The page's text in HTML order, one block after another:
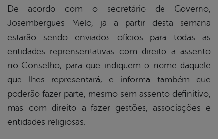
De acordo com o secretário de Governo,
Josembergues Melo, já a partir desta semana
estarão sendo enviados ofícios para todas as
entidades reprensentativas com direito a assento
no Conselho, para que indiquem o nome daquele
que lhes representará, e informa também que
poderão fazer parte, mesmo sem assento definitivo,
mas com direito a fazer gestões, associações e
entidades religiosas.